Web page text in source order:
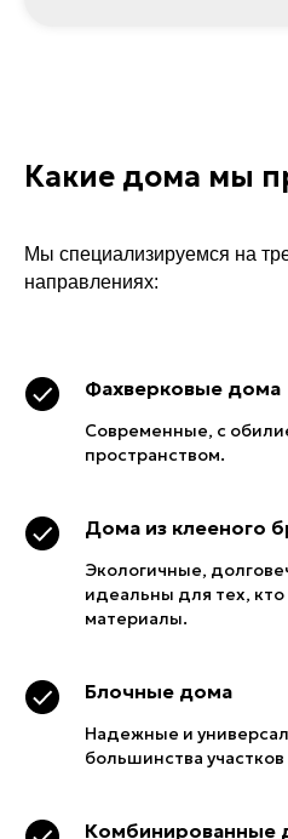
Какие дома мы
Мы специализируемся на
направлениях:
Фахверковые дома
Современные, с
пространством.
Дома из клееного
Экологичные,
идеальны для тех,
материалы.
Блочные дома
Надежные и
большинства
Комбинированные
Подписаться
домопедия